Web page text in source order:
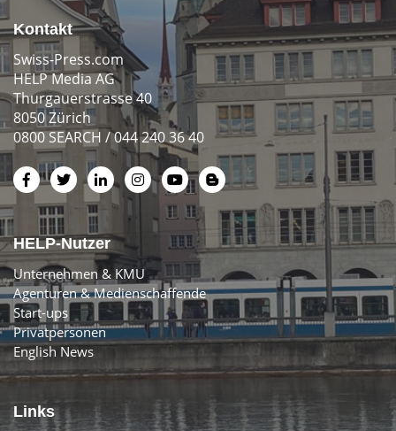
Kontakt
Swiss-Press.com
HELP Media AG
Thurgauerstrasse 40
8050 Zürich
0800 SEARCH / 044 240 36 40
HELP-Nutzer
Unternehmen & KMU
Agenturen & Medienschaffende
Start-ups
Privatpersonen
English News
Links